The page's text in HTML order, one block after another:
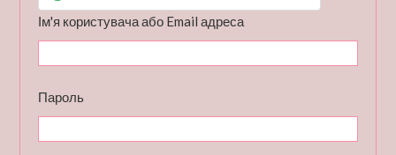
Ім'я користувача або Email адреса
Пароль